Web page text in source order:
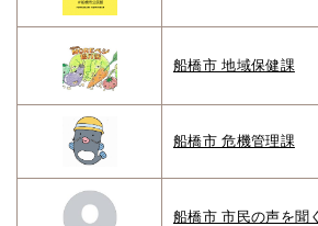
船橋市 地域保健課
船橋市 危機管理課
船橋市 市民の声を聞